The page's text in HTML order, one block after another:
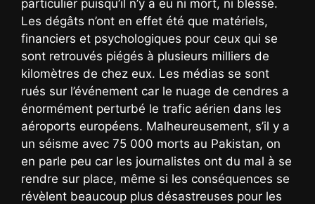
particulier puisqu’il n’y a eu ni mort, ni blessé.
Les dégâts n’ont en effet été que matériels,
financiers et psychologiques pour ceux qui se
sont retrouvés piégés à plusieurs milliers de
kilomètres de chez eux. Les médias se sont
rués sur l’événement car le nuage de cendres a
énormément perturbé le trafic aérien dans les
aéroports européens. Malheureusement, s’il y a
un séisme avec 75 000 morts au Pakistan, on
en parle peu car les journalistes ont du mal à se
rendre sur place, même si les conséquences se
révèlent beaucoup plus désastreuses pour les